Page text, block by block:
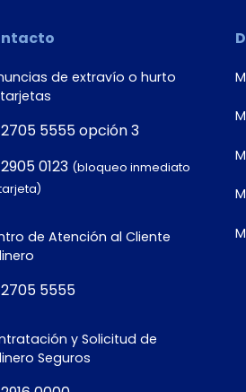
de extravío o hurto
2705 5555 opción 3
2905 0123 (bloqueo inmediato
de Atención al Cliente
2705 5555
y Solicitud de
Seguros